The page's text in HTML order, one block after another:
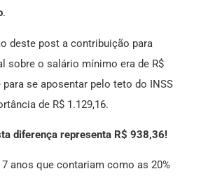
.
deste post a contribuição para
sobre o salário mínimo era de R$
para se aposentar pelo teto do INSS
de R$ 1.129,16.
diferença representa R$ 938,36!
anos que contariam como as 20%